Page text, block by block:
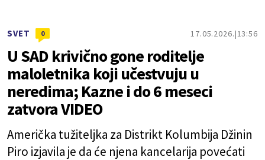
SVET 0 17.05.2026. 13:56
U SAD krivično gone roditelje
maloletnika koji učestvuju u
neredima; Kazne i do 6 meseci
zatvora VIDEO
Američka tužiteljka za Distrikt Kolumbija Džinin
Piro izjavila je da će njena kancelarija povećati